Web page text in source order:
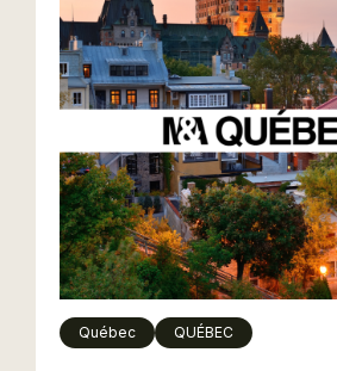
Québec QUÉBEC